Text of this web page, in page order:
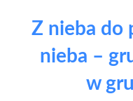
Z nieba do
nieba –
w